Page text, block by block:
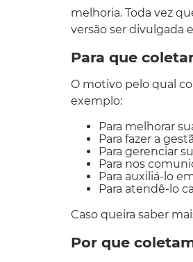
melhoria. Toda vez
versão ser divulgada
Para que
O motivo pelo qual
exemplo:
Para melhorar
Para fazer a
Para gerenciar
Para nos
Para auxiliá-lo
Para atendê-lo
Caso queira saber
Por que